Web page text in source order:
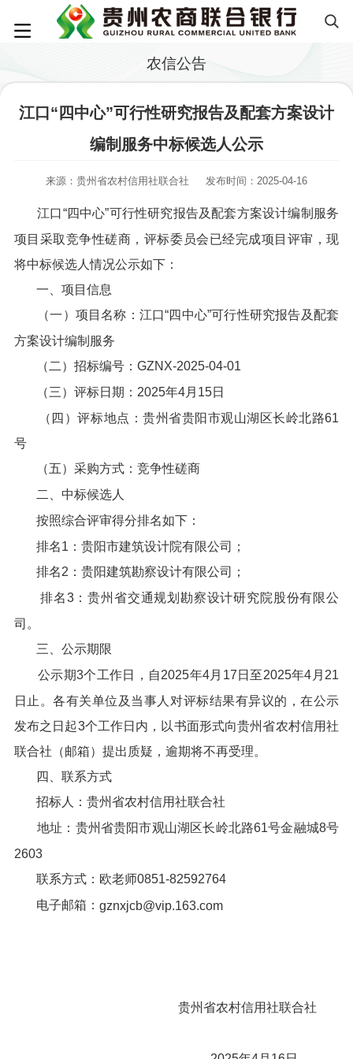
农信公告
江口“四中心”可行性研究报告及配套方案设计
编制服务中标候选人公示
来源：贵州省农村信用社联合社 发布时间：2025-04-16
江口“四中心”可行性研究报告及配套方案设计编制服务
项目采取竞争性磋商，评标委员会已经完成项目评审，现
将中标候选人情况公示如下：
一、项目信息
（一）项目名称：江口“四中心”可行性研究报告及配套
方案设计编制服务
（二）招标编号：GZNX-2025-04-01
（三）评标日期：2025年4月15日
（四）评标地点：贵州省贵阳市观山湖区长岭北路61
号
（五）采购方式：竞争性磋商
二、中标候选人
按照综合评审得分排名如下：
排名1：贵阳市建筑设计院有限公司；
排名2：贵阳建筑勘察设计有限公司；
排名3：贵州省交通规划勘察设计研究院股份有限公
司。
三、公示期限
公示期3个工作日，自2025年4月17日至2025年4月21
日止。各有关单位及当事人对评标结果有异议的，在公示
发布之日起3个工作日内，以书面形式向贵州省农村信用社
联合社（邮箱）提出质疑，逾期将不再受理。
四、联系方式
招标人：贵州省农村信用社联合社
地址：贵州省贵阳市观山湖区长岭北路61号金融城8号
2603
联系方式：欧老师0851-82592764
电子邮箱： gznxjcb@vip.163.com
贵州省农村信用社联合社